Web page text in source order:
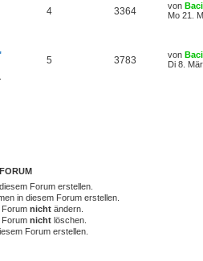
4 3364 von
Mo 21.
5 3783 von
Di 8.
Forum erstellen.
in diesem Forum erstellen.
Forum nicht ändern.
Forum nicht löschen.
Forum erstellen.